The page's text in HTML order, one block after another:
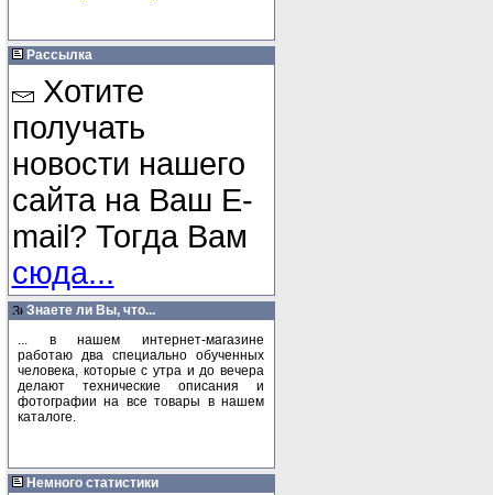
Рассылка
Хотите
получать
новости нашего
сайта на Ваш E-
mail? Тогда Вам
сюда...
Знаете ли Вы, что...
... в нашем интернет-магазине
работаю два специально обученных
человека, которые с утра и до вечера
делают технические описания и
фотографии на все товары в нашем
каталоге.
Немного статистики